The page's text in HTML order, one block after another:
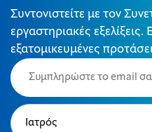
Συντονιστείτε με τον
εργαστηριακές εξελίξεις.
εξατομικευμένες
Email
(Required)
Type
(Required)